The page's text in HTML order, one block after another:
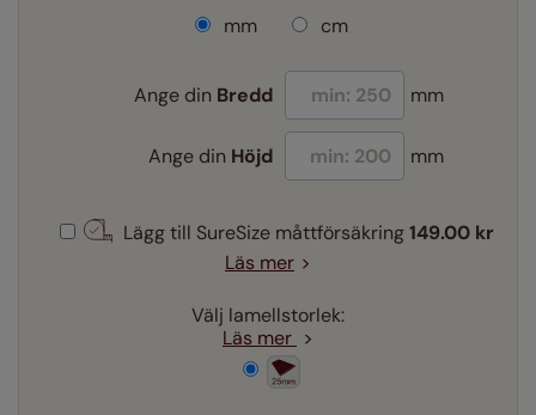
mm cm
Ange din Bredd mm
Ange din Höjd mm
Lägg till SureSize måttförsäkring 149.00 kr
Läs mer
Välj lamellstorlek:
Läs mer